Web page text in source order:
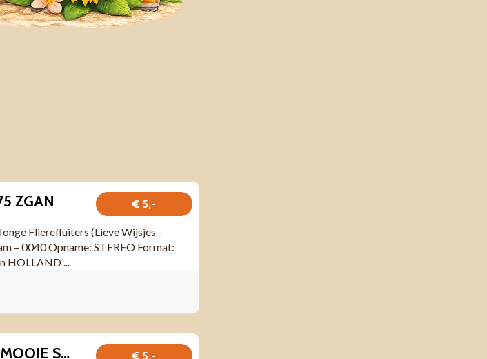
€ 5,-
ZGAN
Flierefluiters (Lieve Wijsjes -
– 0040 Opname: STEREO Format:
HOLLAND ...
€ 5,-
Flame – Flame 8 nrs LP 1978 ZEER MOOIE STAAT